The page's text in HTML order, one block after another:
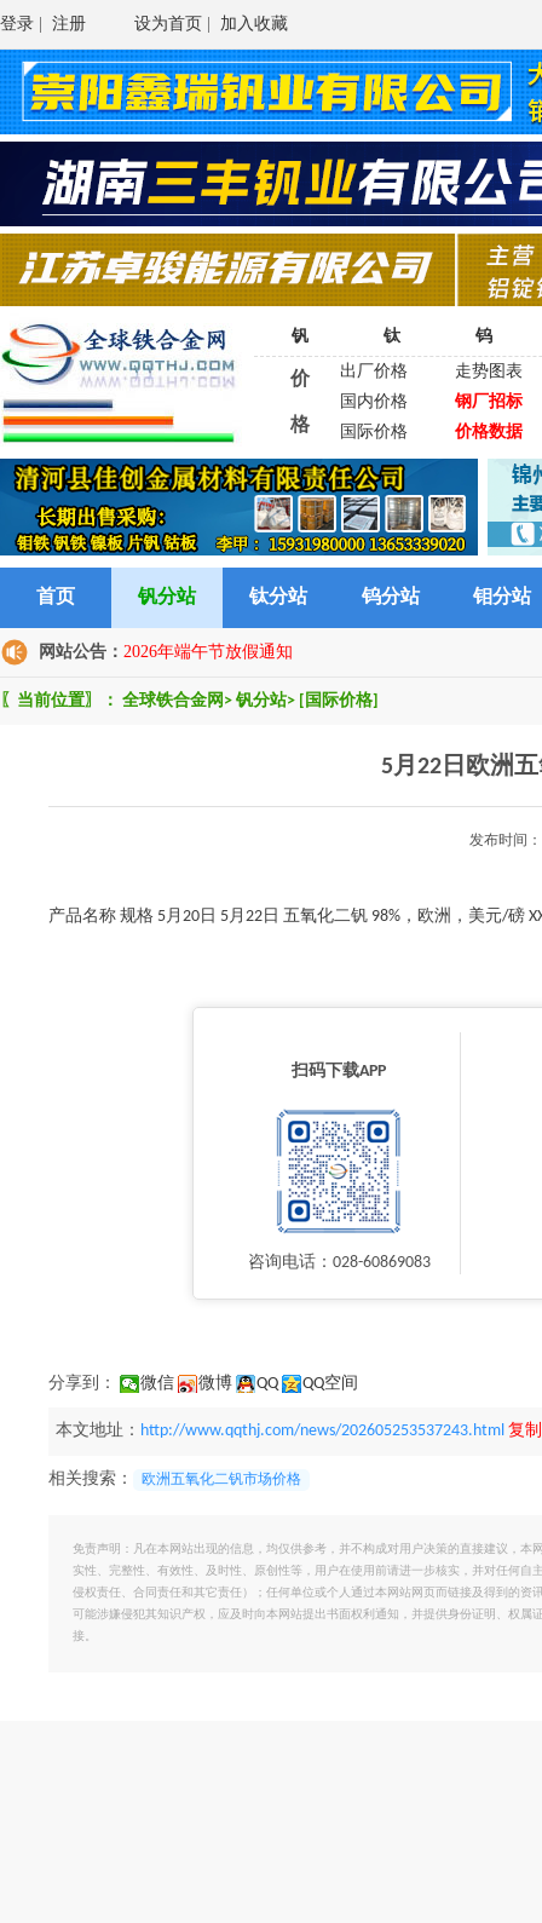
登录 注册 设为首页 加入收藏
钒 钛 钨
价
格
出厂价格
走势图表
国内价格
钢厂招标
国际价格
价格数据
首页 钒分站 钛分站 钨分站 钼分站
网站公告： 2026年端午节放假通知
〖当前位置〗： 全球铁合金网 > 钒分站> [国际价格]
5月22日欧洲
发布时间
产品名称 规格 5月20日 5月22日 五氧化二钒 98%，欧洲，美元/磅 XX
扫码下载APP
咨询电话：028-60869083
分享到： 微信 微博 QQ QQ空间
本文地址： http://www.qqthj.com/news/202605253537243.html 复
相关搜索： 欧洲五氧化二钒市场价格
免责声明：凡在本网站出现的信息，均仅供参考，并不构成对用户决策的直接建议，
实性、完整性、有效性、及时性、原创性等，用户在使用前请进一步核实，并对任何
侵权责任、合同责任和其它责任）；任何单位或个人通过本网站网页而链接及得到的
可能涉嫌侵犯其知识产权，应及时向本网站提出书面权利通知，并提供身份证明、权
接。